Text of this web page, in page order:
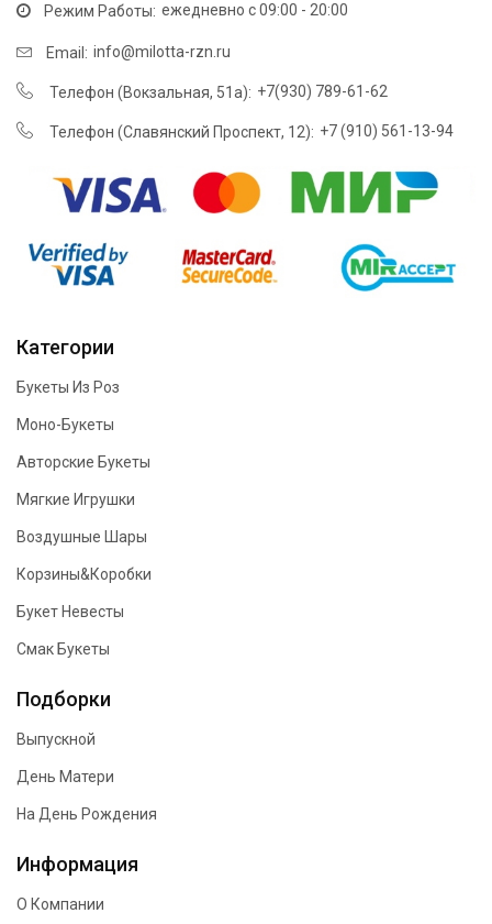
Режим Работы: ежедневно с 09:00 - 20:00
Email: info@milotta-rzn.ru
Телефон (​Вокзальная, 51а): +7(930) 789-61-62
Телефон (Cлавянский Проспект, 12): +7 (910) 561-13-94
Категории
Букеты Из Роз
Моно-Букеты
Авторские Букеты
Мягкие Игрушки
Воздушные Шары
Корзины&Коробки
Букет Невесты
Смак Букеты
Подборки
Выпускной
День Матери
На День Рождения
Информация
О Компании